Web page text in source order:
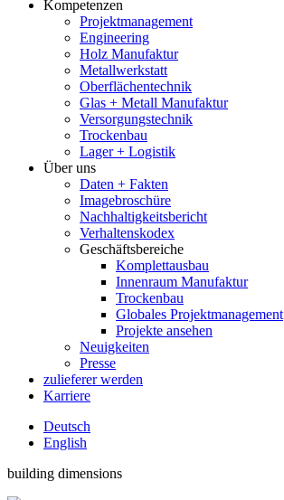
Kompetenzen
Projektmanagement
Engineering
Holz Manufaktur
Metallwerkstatt
Oberflächentechnik
Glas + Metall Manufaktur
Versorgungstechnik
Trockenbau
Lager + Logistik
Über uns
Daten + Fakten
Imagebroschüre
Nachhaltigkeitsbericht
Verhaltenskodex
Geschäftsbereiche
Komplettausbau
Innenraum Manufaktur
Trockenbau
Globales Projektmanagement
Projekte ansehen
Neuigkeiten
Presse
zulieferer werden
Karriere
Deutsch
English
building dimensions